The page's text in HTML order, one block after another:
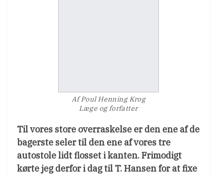
Af Poul Henning Krog
Læge og forfatter
Til vores store overraskelse er den ene af de
bagerste seler til den ene af vores tre
autostole lidt flosset i kanten. Frimodigt
kørte jeg derfor i dag til T. Hansen for at fixe